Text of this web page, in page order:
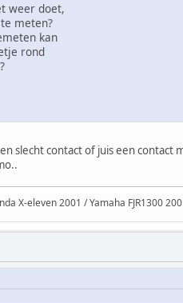
weer doet,
meten?
kan
rond
slecht contact of juis een contact
X-eleven 2001 / Yamaha FJR1300